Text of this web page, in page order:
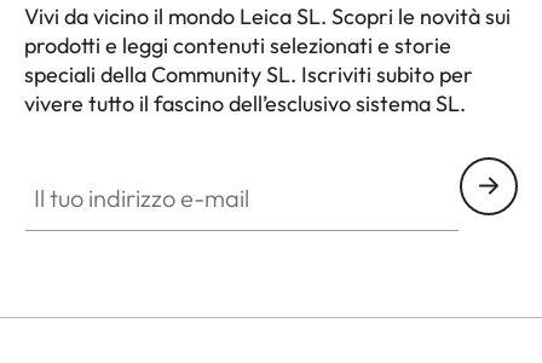
Vivi da vicino il mondo Leica SL. Scopri le novità sui
prodotti e leggi contenuti selezionati e storie
speciali della Community SL. Iscriviti subito per
vivere tutto il fascino dell’esclusivo sistema SL.